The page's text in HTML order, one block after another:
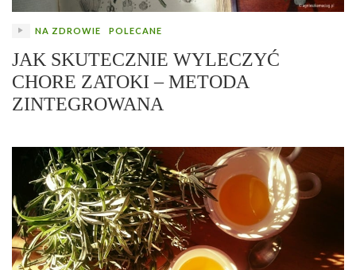
NA ZDROWIE POLECANE
JAK SKUTECZNIE WYLECZYĆ
CHORE ZATOKI – METODA
ZINTEGROWANA